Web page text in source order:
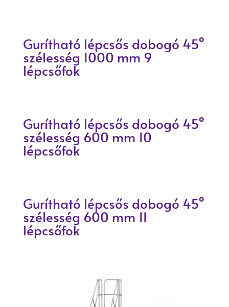
Gurítható lépcsős dobogó 45°
szélesség 1000 mm 9
lépcsőfok
Gurítható lépcsős dobogó 45°
szélesség 600 mm 10
lépcsőfok
Gurítható lépcsős dobogó 45°
szélesség 600 mm 11
lépcsőfok